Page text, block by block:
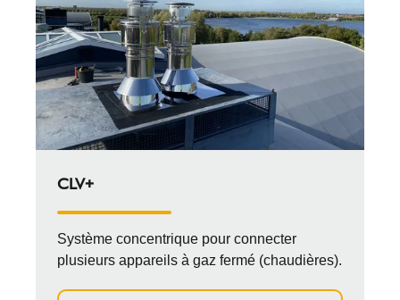
CLV+
Système concentrique pour connecter
plusieurs appareils à gaz fermé (chaudières).